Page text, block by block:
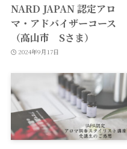
NARD JAPAN 認定アロ
マ・アドバイザーコース
（高山市 Sさま）
2024年9月17日